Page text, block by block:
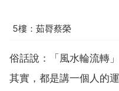
5樓：茹脣蔡榮
俗話說：「風水輪流轉
其實，都是講一個人的運